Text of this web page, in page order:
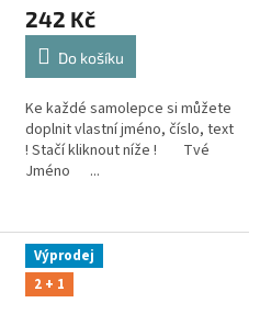
242 Kč
Do košíku
Ke každé samolepce si můžete
doplnit vlastní jméno, číslo, text
! Stačí kliknout níže ! Tvé
Jméno ...
Výprodej
2 + 1